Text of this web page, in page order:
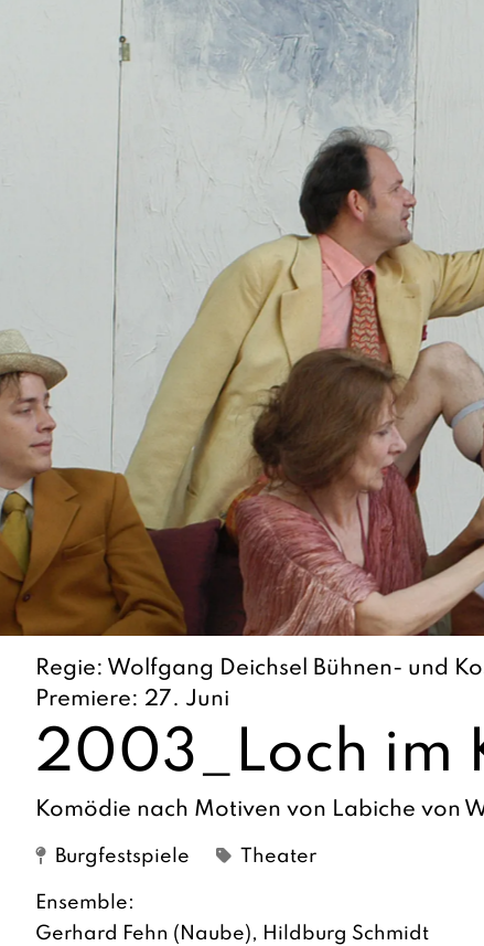
Regie: Wolfgang Deichsel Bühnen- und
Premiere: 27. Juni
2003_Loch im
Komödie nach Motiven von Labiche von
Burgfestspiele Theater
Ensemble:
Gerhard Fehn (Naube), Hildburg Schmidt